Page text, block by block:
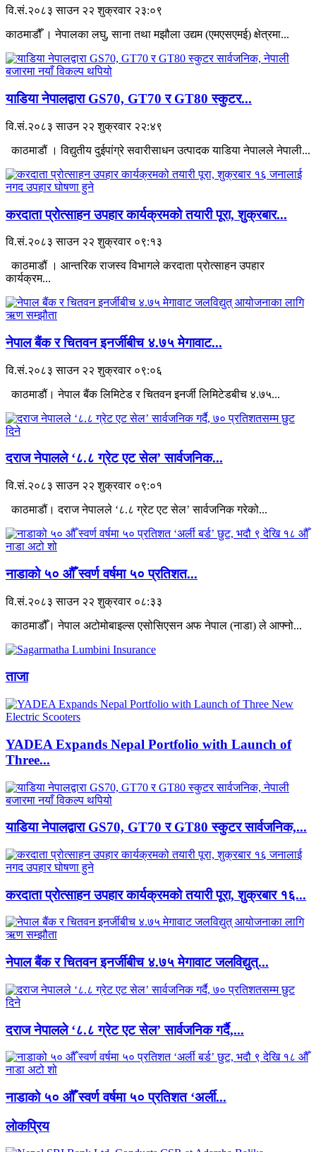
वि.सं.२०८३ साउन २२ शुक्रवार २३:०९
काठमाडौँ । नेपालका लघु, साना तथा मझौला उद्यम (एमएसएमई) क्षेत्रमा...
याडिया नेपालद्वारा GS70, GT70 र GT80 स्कुटर...
वि.सं.२०८३ साउन २२ शुक्रवार २२:४९
काठमाडौं । विद्युतीय दुईपांग्रे सवारीसाधन उत्पादक याडिया नेपालले नेपाली...
करदाता प्रोत्साहन उपहार कार्यक्रमको तयारी पूरा, शुक्रबार...
वि.सं.२०८३ साउन २२ शुक्रवार ०९:१३
काठमाडौं । आन्तरिक राजस्व विभागले करदाता प्रोत्साहन उपहार
कार्यक्रम...
नेपाल बैंक र चितवन इनर्जीबीच ४.७५ मेगावाट...
वि.सं.२०८३ साउन २२ शुक्रवार ०९:०६
काठमाडौं। नेपाल बैंक लिमिटेड र चितवन इनर्जी लिमिटेडबीच ४.७५...
दराज नेपालले ‘८.८ ग्रेट एट सेल’ सार्वजनिक...
वि.सं.२०८३ साउन २२ शुक्रवार ०९:०१
काठमाडौं। दराज नेपालले ‘८.८ ग्रेट एट सेल’ सार्वजनिक गरेको...
नाडाको ५० औँ स्वर्ण वर्षमा ५० प्रतिशत...
वि.सं.२०८३ साउन २२ शुक्रवार ०८:३३
काठमाडौँ। नेपाल अटोमोबाइल्स एसोसिएसन अफ नेपाल (नाडा) ले आफ्नो...
ताजा
YADEA Expands Nepal Portfolio with Launch of
Three...
याडिया नेपालद्वारा GS70, GT70 र GT80 स्कुटर सार्वजनिक,...
करदाता प्रोत्साहन उपहार कार्यक्रमको तयारी पूरा, शुक्रबार १६...
नेपाल बैंक र चितवन इनर्जीबीच ४.७५ मेगावाट जलविद्युत्...
दराज नेपालले ‘८.८ ग्रेट एट सेल’ सार्वजनिक गर्दै,...
नाडाको ५० औँ स्वर्ण वर्षमा ५० प्रतिशत ‘अर्ली...
लाेकप्रिय